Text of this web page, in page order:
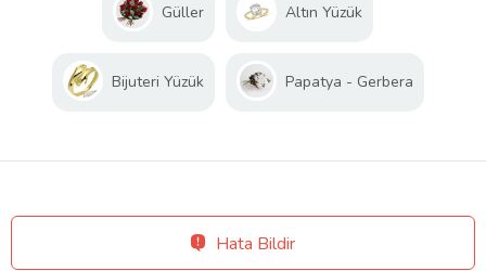
Güller Altın Yüzük
Bijuteri Yüzük Papatya - Gerbera
Hata Bildir